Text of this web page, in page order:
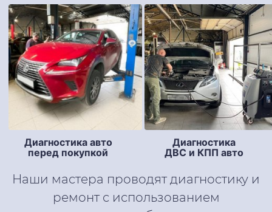
Диагностика авто
перед покупкой
Диагностика
ДВС и КПП авто
Наши мастера проводят диагностику и
ремонт с использованием